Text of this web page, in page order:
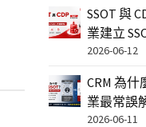
SSOT 與
業建立
2026-06-12
CRM 為什
業最常誤
2026-06-11